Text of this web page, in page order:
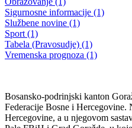
ZAKON O DOPUNSKIM
NJIHOVIH PORODICA U
KANTONU GORAŽDE